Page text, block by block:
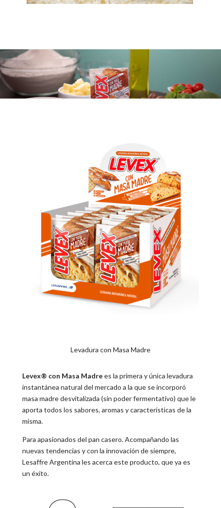
Levadura con Masa Madre
Levex® con Masa Madrees la primera y única levadura
instantánea natural del mercado a la que se incorporó
masa madre desvitalizada (sin poder fermentativo) que le
aporta todos los sabores, aromas y características de la
misma.
Para apasionados del pan casero. Acompañando las
nuevas tendencias y con la innovación de siempre,
Lesaffre Argentina les acerca este producto, que ya es
un éxito.